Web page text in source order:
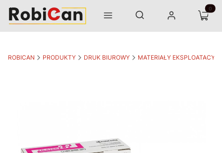
Menu Otwórz wyszukiwarkę
Szukaj Zaloguj się Koszyk
ROBICAN PRODUKTY DRUK BIUROWY MATERIAŁY